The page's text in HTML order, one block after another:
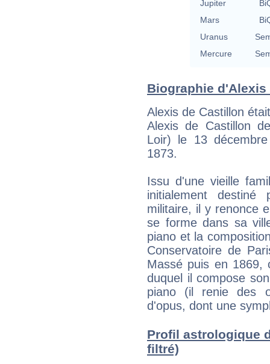
Jupiter
Mars
Uranus
Mercure
Biographie
Alexis de Castillon
Alexis de Castillon
Loir) le 13
1873.
Issu d'une vieille
initialement
militaire, il y renonce
se forme dans sa
piano et la
Conservatoire de
Massé puis en 1869,
duquel il compose
piano (il renie des
d'opus, dont une
Profil astrologique
filtré)